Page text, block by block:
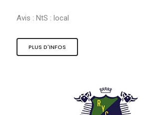
Avis : NtS : local
PLUS D'INFOS